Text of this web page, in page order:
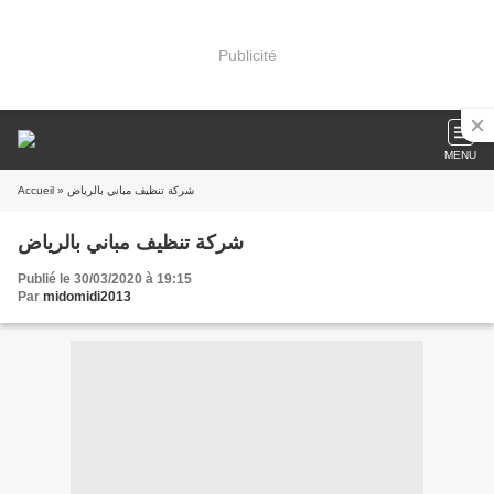
Publicité
MENU
Accueil » شركة تنظيف مباني بالرياض
شركة تنظيف مباني بالرياض
Publié le 30/03/2020 à 19:15
Par midomidi2013